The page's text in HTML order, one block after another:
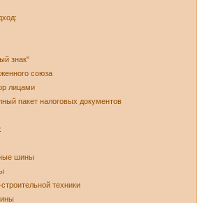
знак"
союза
лицами
пакет налоговых документов
шины
техники